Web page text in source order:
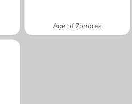
Age of Zombies